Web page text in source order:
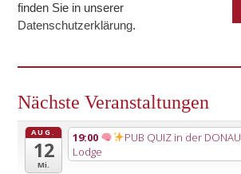
finden Sie in unserer
Datenschutzerklärung.
Nächste Veranstaltungen
AUG.
12
Mi.
19:00 PUB QUIZ in der
Lodge